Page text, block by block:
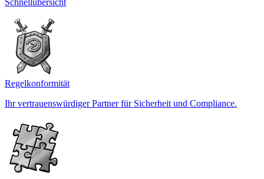
Schnellübersicht
Regelkonformität
Ihr vertrauenswürdiger Partner für Sicherheit und Compliance.